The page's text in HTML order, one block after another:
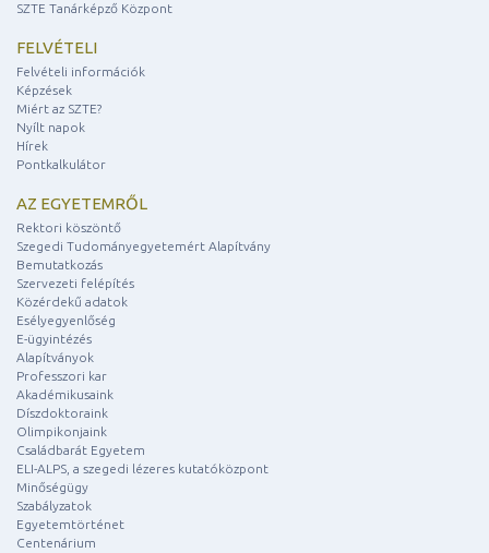
SZTE Tanárképző Központ
FELVÉTELI
Felvételi információk
Képzések
Miért az SZTE?
Nyílt napok
Hírek
Pontkalkulátor
AZ EGYETEMRŐL
Rektori köszöntő
Szegedi Tudományegyetemért Alapítvány
Bemutatkozás
Szervezeti felépítés
Közérdekű adatok
Esélyegyenlőség
E-ügyintézés
Alapítványok
Professzori kar
Akadémikusaink
Díszdoktoraink
Olimpikonjaink
Családbarát Egyetem
ELI-ALPS, a szegedi lézeres kutatóközpont
Minőségügy
Szabályzatok
Egyetemtörténet
Centenárium